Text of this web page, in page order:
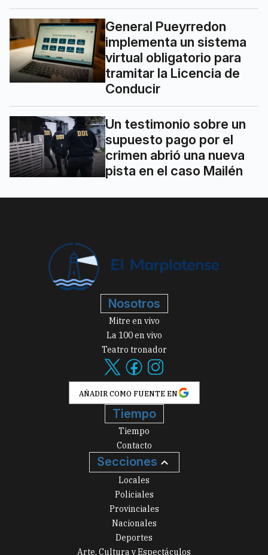
General Pueyrredon
implementa un sistema
virtual obligatorio para
tramitar la Licencia de
Conducir
Un testimonio sobre un
supuesto pago por el
crimen abrió una nueva
pista en el caso Mailén
Nosotros
Mitre en vivo
La 100 en vivo
Teatro tronador
AÑADIR COMO FUENTE EN
Tiempo
Tiempo
Contacto
Secciones
Locales
Policiales
Provinciales
Nacionales
Deportes
Arte, Cultura y Espectáculos